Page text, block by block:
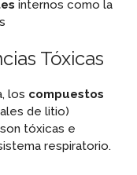
internos como la
Tóxicas
los compuestos
de litio)
tóxicas e
respiratorio.